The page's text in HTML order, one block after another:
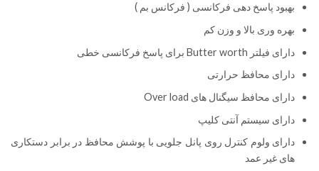
بهبود پاسخ دهی فرکانسی ( فرکانس بم )
بهره وری بالا و وزن کم
دارای فیلتر Butter worth برای پاسخ فرکانسی خطی
دارای محافظ حرارتی
دارای محافظ سیگنال های Over load
دارای سیستم آنتی کلیپ
دارای ولوم کنترل روی پانل جلویی با پوشش محافظ در برابر دستکاری
های غیر عمد